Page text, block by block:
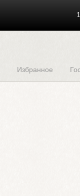
Избранное